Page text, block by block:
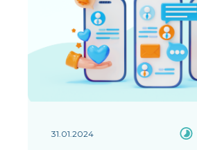
31.01.2024